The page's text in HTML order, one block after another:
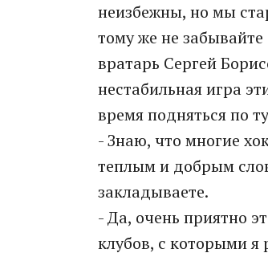
неизбежны, но мы
тому же не
вратарь Сергей
нестабильная игра
время подняться по
- Знаю, что многие
теплым и добрым
закладываете.
- Да, очень приятно
клубов, с которыми я